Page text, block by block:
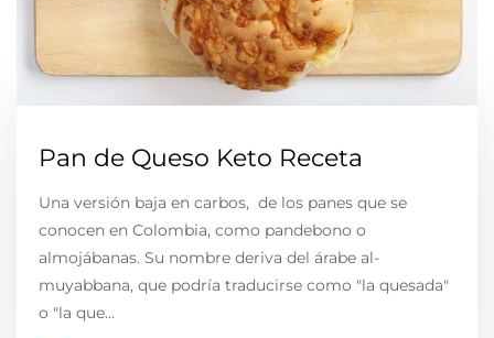
Pan de Queso Keto Receta
Una versión baja en carbos, de los panes que se
conocen en Colombia, como pandebono o
almojábanas. Su nombre deriva del árabe al-
muyabbana, que podría traducirse como "la quesada"
o "la que…